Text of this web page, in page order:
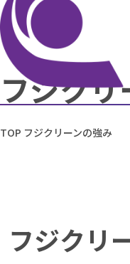
フジク
TOP フジクリーンの強み
フジクリ